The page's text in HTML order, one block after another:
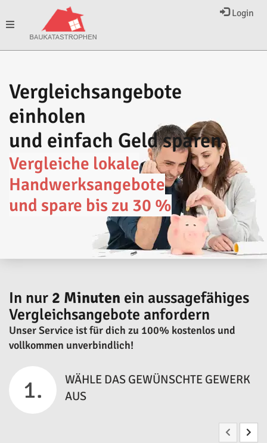
Login
Toggle
Vergleichsangebote
einholen
und einfach Geld sparen
Vergleiche lokale
Handwerksangebote
und spare bis zu 30 %
In nur 2 Minuten ein aussagefähiges
Vergleichsangebote anfordern
Unser Service ist für dich zu 100% kostenlos und
vollkommen unverbindlich!
1.
WÄHLE DAS GEWÜNSCHTE GEWERK
AUS